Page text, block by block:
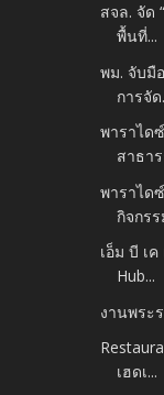
สจล. จัด
พื้นที่...
พม. จับมื
การจัด
พาราได
สาธา
พาราได
กิจกรร
เอ็ม บี เ
Hub...
งานพระ
เฮดเ...